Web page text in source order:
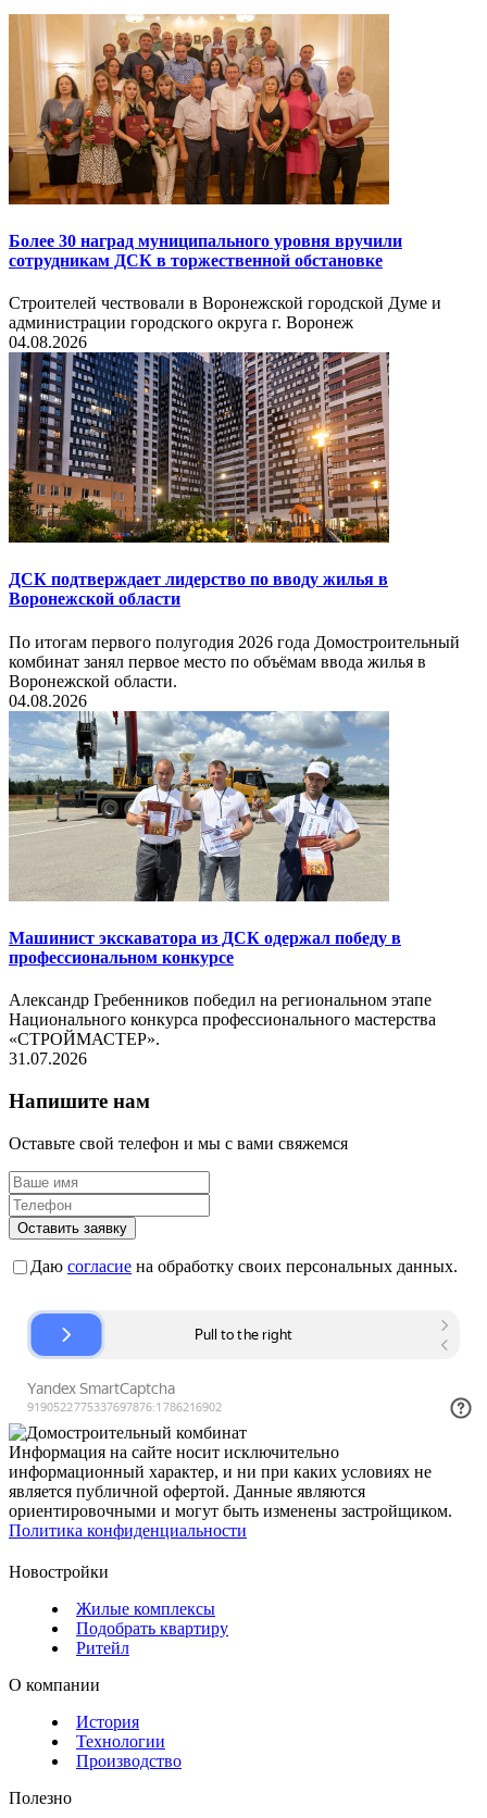
Более 30 наград муниципального уровня вручили
сотрудникам ДСК в торжественной обстановке
Строителей чествовали в Воронежской городской Думе и
администрации городского округа г. Воронеж
04.08.2026
ДСК подтверждает лидерство по вводу жилья в
Воронежской области
По итогам первого полугодия 2026 года Домостроительный
комбинат занял первое место по объёмам ввода жилья в
Воронежской области.
04.08.2026
Машинист экскаватора из ДСК одержал победу в
профессиональном конкурсе
Александр Гребенников победил на региональном этапе
Национального конкурса профессионального мастерства
«СТРОЙМАСТЕР».
31.07.2026
Напишите нам
Оставьте свой телефон и мы с вами свяжемся
Оставить заявку
Даю согласие на обработку своих персональных данных.
Информация на сайте носит исключительно
информационный характер, и ни при каких условиях не
является публичной офертой. Данные являются
ориентировочными и могут быть изменены застройщиком.
Политика конфиденциальности
Новостройки
Жилые комплексы
Подобрать квартиру
Ритейл
О компании
История
Технологии
Производство
Полезно